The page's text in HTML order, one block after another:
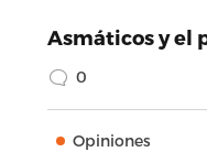
Asmáticos y el
0
Opiniones